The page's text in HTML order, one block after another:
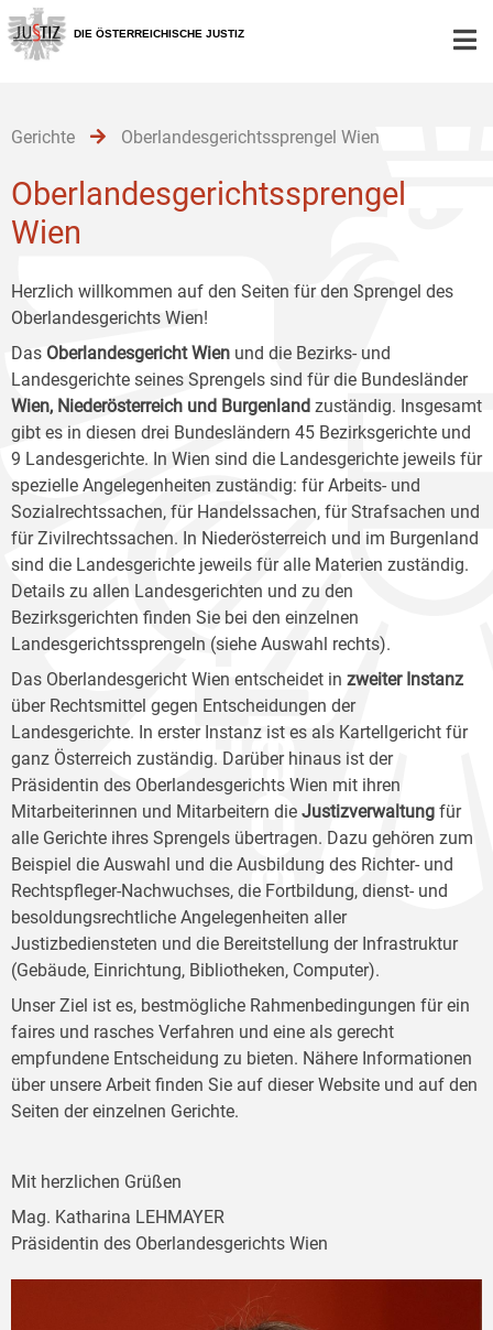
Zur
Hauptnavigation
[1]
Zum
Inhalt
[2]
Zum
Untermenü
[3]
DIE ÖSTERREICHISCHE JUSTIZ
Gerichte Oberlandesgerichtssprengel Wien
Oberlandesgerichtssprengel
Wien
Herzlich willkommen auf den Seiten für den Sprengel des
Oberlandesgerichts Wien!
Das Oberlandesgericht Wien und die Bezirks- und
Landesgerichte seines Sprengels sind für die Bundesländer
Wien, Niederösterreich und Burgenland zuständig. Insgesamt
gibt es in diesen drei Bundesländern 45 Bezirksgerichte und
9 Landesgerichte. In Wien sind die Landesgerichte jeweils für
spezielle Angelegenheiten zuständig: für Arbeits- und
Sozialrechtssachen, für Handelssachen, für Strafsachen und
für Zivilrechtssachen. In Niederösterreich und im Burgenland
sind die Landesgerichte jeweils für alle Materien zuständig.
Details zu allen Landesgerichten und zu den
Bezirksgerichten finden Sie bei den einzelnen
Landesgerichtssprengeln (siehe Auswahl rechts).
Das Oberlandesgericht Wien entscheidet in zweiter Instanz
über Rechtsmittel gegen Entscheidungen der
Landesgerichte. In erster Instanz ist es als Kartellgericht für
ganz Österreich zuständig. Darüber hinaus ist der
Präsidentin des Oberlandesgerichts Wien mit ihren
Mitarbeiterinnen und Mitarbeitern die Justizverwaltung für
alle Gerichte ihres Sprengels übertragen. Dazu gehören zum
Beispiel die Auswahl und die Ausbildung des Richter- und
Rechtspfleger-Nachwuchses, die Fortbildung, dienst- und
besoldungsrechtliche Angelegenheiten aller
Justizbediensteten und die Bereitstellung der Infrastruktur
(Gebäude, Einrichtung, Bibliotheken, Computer).
Unser Ziel ist es, bestmögliche Rahmenbedingungen für ein
faires und rasches Verfahren und eine als gerecht
empfundene Entscheidung zu bieten. Nähere Informationen
über unsere Arbeit finden Sie auf dieser Website und auf den
Seiten der einzelnen Gerichte.
Mit herzlichen Grüßen
Mag. Katharina LEHMAYER
Präsidentin des Oberlandesgerichts Wien